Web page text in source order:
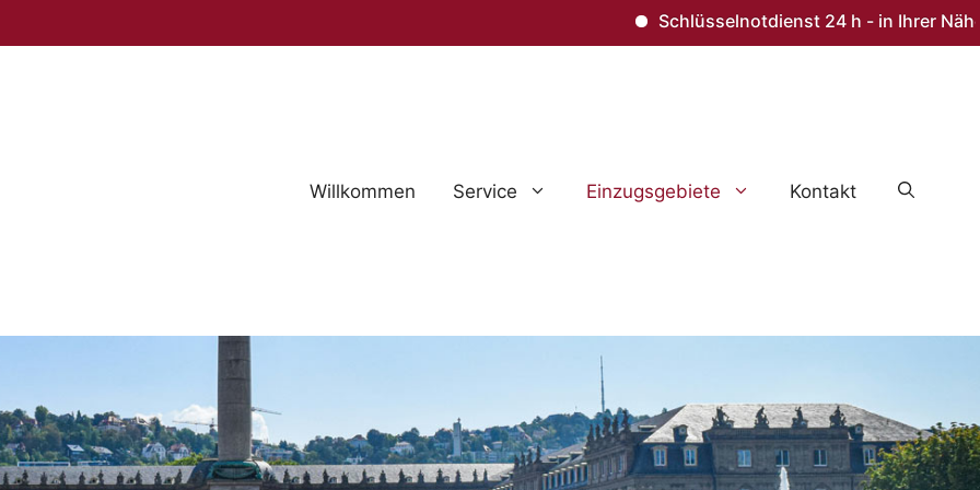
Schlüsselnotdienst 24 h - in Ihrer Nähe –
Willkommen Service Einzugsgebiete Kontakt